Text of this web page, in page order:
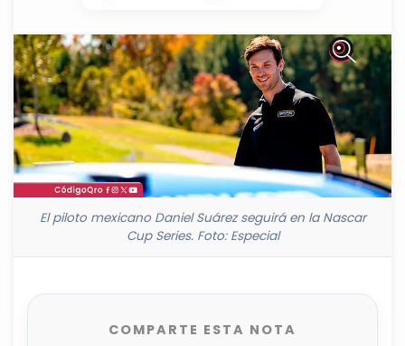
El piloto mexicano Daniel Suárez seguirá en la Nascar
Cup Series. Foto: Especial
COMPARTE ESTA NOTA